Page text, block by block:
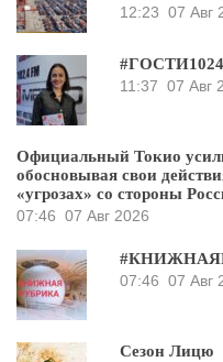
12:23 07 Авг
11:37 07 Авг
Официальный Токио
обосновывая свои
«угрозах» со стороны
07:46 07 Авг 2026
07:46 07 Авг
Сезон Лицю